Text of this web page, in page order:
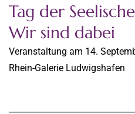
Tag der
Wir sind dabei
Veranstaltung am 14.
Rhein-Galerie Ludwigshafen